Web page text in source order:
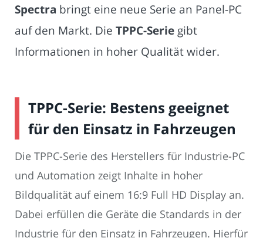
Spectra bringt eine neue Serie an Panel-PC
auf den Markt. Die TPPC-Serie gibt
Informationen in hoher Qualität wider.
TPPC-Serie: Bestens geeignet
für den Einsatz in Fahrzeugen
Die TPPC-Serie des Herstellers für Industrie-PC
und Automation zeigt Inhalte in hoher
Bildqualität auf einem 16:9 Full HD Display an.
Dabei erfüllen die Geräte die Standards in der
Industrie für den Einsatz in Fahrzeugen. Hierfür